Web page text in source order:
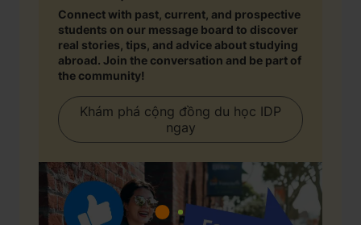
Connect with past, current, and prospective
students on our message board to discover
real stories, tips, and advice about studying
abroad. Join the conversation and be part of
the community!
Khám phá cộng đồng du học IDP
ngay